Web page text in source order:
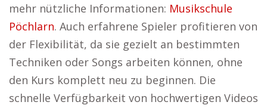
mehr nützliche Informationen: Musikschule
Pöchlarn. Auch erfahrene Spieler profitieren von
der Flexibilität, da sie gezielt an bestimmten
Techniken oder Songs arbeiten können, ohne
den Kurs komplett neu zu beginnen. Die
schnelle Verfügbarkeit von hochwertigen Videos